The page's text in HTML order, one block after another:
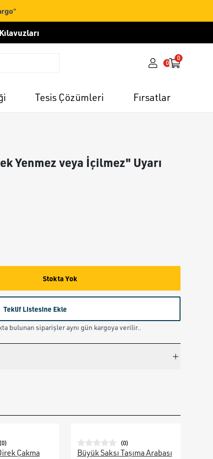
0
0
Tesis Çözümleri Fırsatlar
Yenmez veya İçilmez" Uyarı
Stokta Yok
Teklif Listesine Ekle
bulunan siparişler aynı gün kargoya verilir..
(0)
Çakma
(0)
Büyük Saksı Taşıma Arabası